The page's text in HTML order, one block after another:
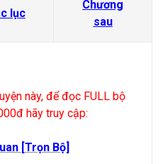
lục
Chương
sau
này, để đọc FULL bộ
hãy truy cập:
[Trọn Bộ]